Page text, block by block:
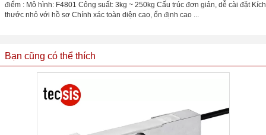
điểm : Mô hình: F4801 Công suất: 3kg ~ 250kg Cấu trúc đơn giản, dễ cài đặt Kích
thước nhỏ với hồ sơ Chính xác toàn diện cao, ổn định cao ...
Bạn cũng có thể thích